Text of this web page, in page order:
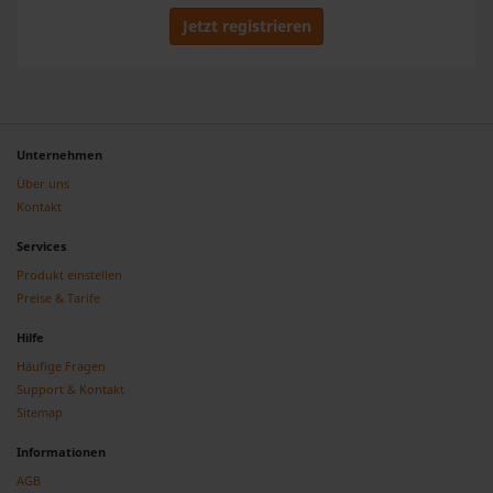
Jetzt registrieren
Unternehmen
Über uns
Kontakt
Services
Produkt einstellen
Preise & Tarife
Hilfe
Häufige Fragen
Support & Kontakt
Sitemap
Informationen
AGB